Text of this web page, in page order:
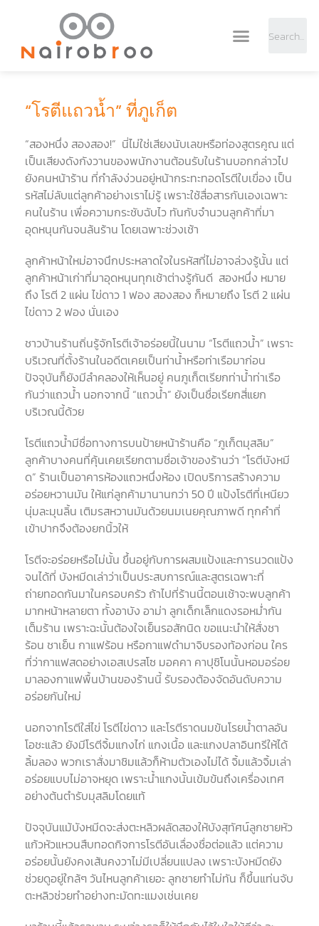
“โรตีแถวน้ำ” ที่ภูเก็ต
“สองหนึ่ง สองสอง!” นี่ไม่ใช่เสียงนับเลขหรือท่องสูตรคูณ แต่
เป็นเสียงดังกังวานของพนักงานต้อนรับในร้านบอกกล่าวไป
ยังคนหน้าร้าน ที่กำลังง่วนอยู่หน้ากระทะทอดโรตีใบเขื่อง เป็น
รหัสไม่ลับแต่ลูกค้าอย่างเราไม่รู้ เพราะใช้สื่อสารกันเองเฉพาะ
คนในร้าน เพื่อความกระชับฉับไว ทันกับจำนวนลูกค้าที่มา
อุดหนุนกันจนล้นร้าน โดยเฉพาะช่วงเช้า
ลูกค้าหน้าใหม่อาจนึกประหลาดใจในรหัสที่ไม่อาจล่วงรู้นั้น แต่
ลูกค้าหน้าเก่าที่มาอุดหนุนทุกเช้าต่างรู้กันดี สองหนึ่ง หมาย
ถึง โรตี 2 แผ่น ไข่ดาว 1 ฟอง สองสอง ก็หมายถึง โรตี 2 แผ่น
ไข่ดาว 2 ฟอง นั่นเอง
ชาวบ้านร้านถิ่นรู้จักโรตีเจ้าอร่อยนี้ในนาม “โรตีแถวน้ำ” เพราะ
บริเวณที่ตั้งร้านในอดีตเคยเป็นท่าน้ำหรือท่าเรือมาก่อน
ปัจจุบันก็ยังมีลำคลองให้เห็นอยู่ คนภูเก็ตเรียกท่าน้ำท่าเรือ
กันว่าแถวน้ำ นอกจากนี้ “แถวน้ำ” ยังเป็นชื่อเรียกสี่แยก
บริเวณนี้ด้วย
โรตีแถวน้ำมีชื่อทางการบนป้ายหน้าร้านคือ “ภูเก็ตมุสลิม”
ลูกค้าบางคนที่คุ้นเคยเรียกตามชื่อเจ้าของร้านว่า “โรตีบังหมี
ด” ร้านเป็นอาคารห้องแถวหนึ่งห้อง เปิดบริการสร้างความ
อร่อยหวานมัน ให้แก่ลูกค้ามานานกว่า 50 ปี แป้งโรตีที่เหนียว
นุ่มละมุนลิ้น เติมรสหวานมันด้วยนมเนยคุณภาพดี ทุกคำที่
เข้าปากจึงต้องยกนิ้วให้
โรตีจะอร่อยหรือไม่นั้น ขึ้นอยู่กับการผสมแป้งและการนวดแป้ง
จนได้ที่ บังหมีดเล่าว่าเป็นประสบการณ์และสูตรเฉพาะที่
ถ่ายทอดกันมาในครอบครัว ถ้าไปที่ร้านนี้ตอนเช้าจะพบลูกค้า
มากหน้าหลายตา ทั้งอาบัง อาม่า ลูกเด็กเล็กแดงรอหม่ำกัน
เต็มร้าน เพราะฉะนั้นต้องใจเย็นรอสักนิด ขอแนะนำให้สั่งชา
ร้อน ชาเย็น กาแฟร้อน หรือกาแฟดำมาจิบรองท้องก่อน ใคร
ที่ว่ากาแฟสดอย่างเอสเปรสโซ มอคคา คาปุชิโนนั้นหอมอร่อย
มาลองกาแฟพื้นบ้านของร้านนี้ รับรองต้องจัดอันดับความ
อร่อยกันใหม่
นอกจากโรตีใส่ไข่ โรตีไข่ดาว และโรตีราดนมข้นโรยน้ำตาลอัน
โอชะแล้ว ยังมีโรตีจิ้มแกงไก่ แกงเนื้อ และแกงปลาอินทรีให้ได้
ลิ้มลอง พวกเราสั่งมาชิมแล้วก็ห้ามตัวเองไม่ได้ จิ้มแล้วจิ้มเล่า
อร่อยแบบไม่อาจหยุด เพราะน้ำแกงนั้นเข้มข้นถึงเครื่องเทศ
อย่างต้นตำรับมุสลิมโดยแท้
ปัจจุบันแม้บังหมีดจะส่งตะหลิวผลัดสองให้บังสุทัศน์ลูกชายหัว
แก้วหัวแหวนสืบทอดกิจการโรตีอันเลื่องชื่อต่อแล้ว แต่ความ
อร่อยนั้นยังคงเส้นคงวาไม่มีเปลี่ยนแปลง เพราะบังหมีดยัง
ช่วยดูอยู่ใกล้ๆ วันไหนลูกค้าเยอะ ลูกชายทำไม่ทัน ก็ขึ้นแท่นจับ
ตะหลิวช่วยทำอย่างทะมัดทะแมงเช่นเคย